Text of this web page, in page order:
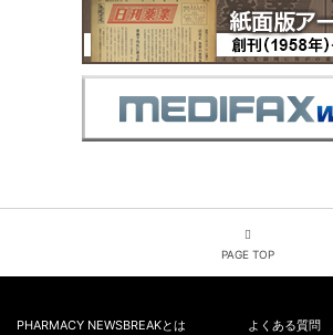
PAGE TOP
PHARMACY NEWSBREAKとは よくある質問